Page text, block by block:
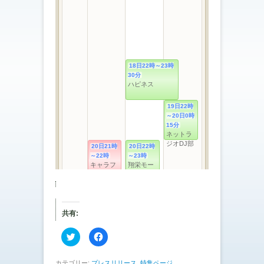
共有:
ク
リ
F
a